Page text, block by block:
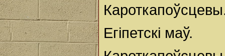
Егіпетскі маў.